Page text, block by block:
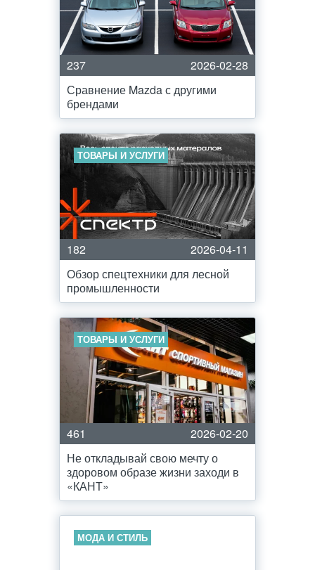
237
2026-02-28
Сравнение Mazda с другими
брендами
ТОВАРЫ И УСЛУГИ
182
2026-04-11
Обзор спецтехники для лесной
промышленности
ТОВАРЫ И УСЛУГИ
461
2026-02-20
Не откладывай свою мечту о
здоровом образе жизни заходи в
«КАНТ»
МОДА И СТИЛЬ